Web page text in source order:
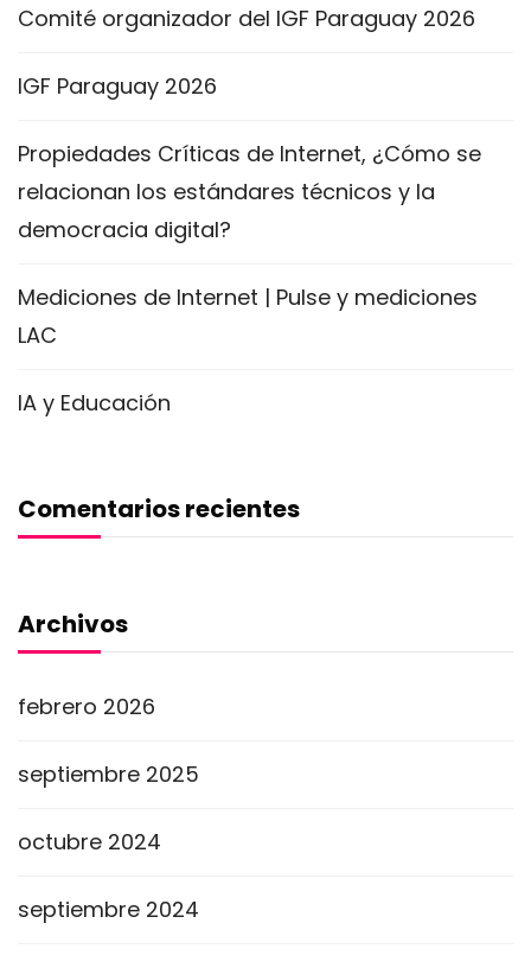
Comité organizador del IGF Paraguay 2026
IGF Paraguay 2026
Propiedades Críticas de Internet, ¿Cómo se
relacionan los estándares técnicos y la
democracia digital?
Mediciones de Internet | Pulse y mediciones
LAC
IA y Educación
Comentarios recientes
Archivos
febrero 2026
septiembre 2025
octubre 2024
septiembre 2024